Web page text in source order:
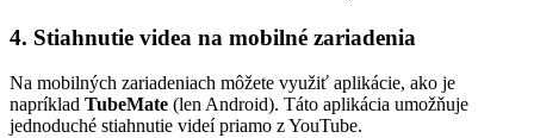
4. Stiahnutie videa na mobilné zariadenia
Na mobilných zariadeniach môžete využiť aplikácie, ako je
napríklad TubeMate (len Android). Táto aplikácia umožňuje
jednoduché stiahnutie videí priamo z YouTube.